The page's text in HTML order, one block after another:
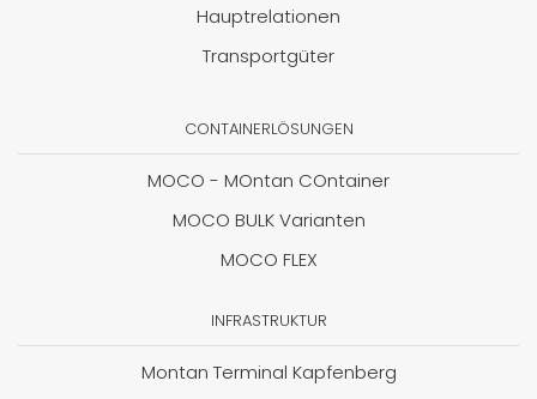
Hauptrelationen
Transportgüter
CONTAINERLÖSUNGEN
MOCO - MOntan COntainer
MOCO BULK Varianten
MOCO FLEX
INFRASTRUKTUR
Montan Terminal Kapfenberg